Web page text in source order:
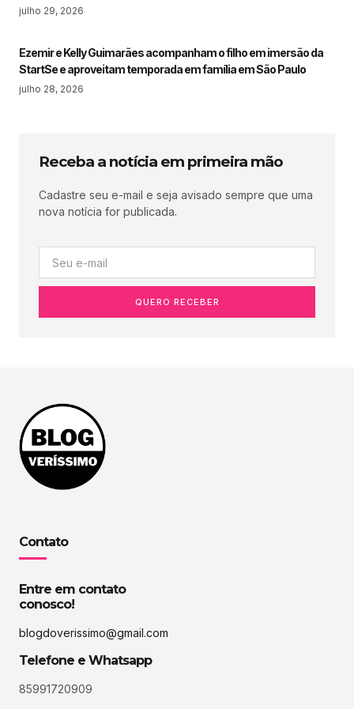
julho 29, 2026
Ezemir e Kelly Guimarães acompanham o filho em imersão da
StartSe e aproveitam temporada em família em São Paulo
julho 28, 2026
Receba a notícia em primeira mão
Cadastre seu e-mail e seja avisado sempre que uma
nova notícia for publicada.
QUERO RECEBER
Contato
Entre em contato
conosco!
blogdoverissimo@gmail.com
Telefone e Whatsapp
85991720909